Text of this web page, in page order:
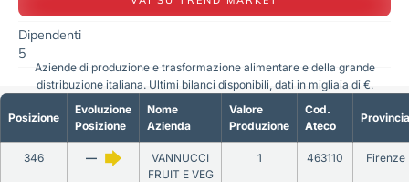
Dipendenti
5
Posizione
Evoluzione
Posizione
Nome
Azienda
Valore
Produzione
Cod.
Ateco
Provincia
346 —
VANNUCCI
FRUIT E VEG
1 463110 Firenze
Aziende di produzione e trasformazione alimentare e della grande
distribuzione italiana. Ultimi bilanci disponibili, dati in migliaia di €.